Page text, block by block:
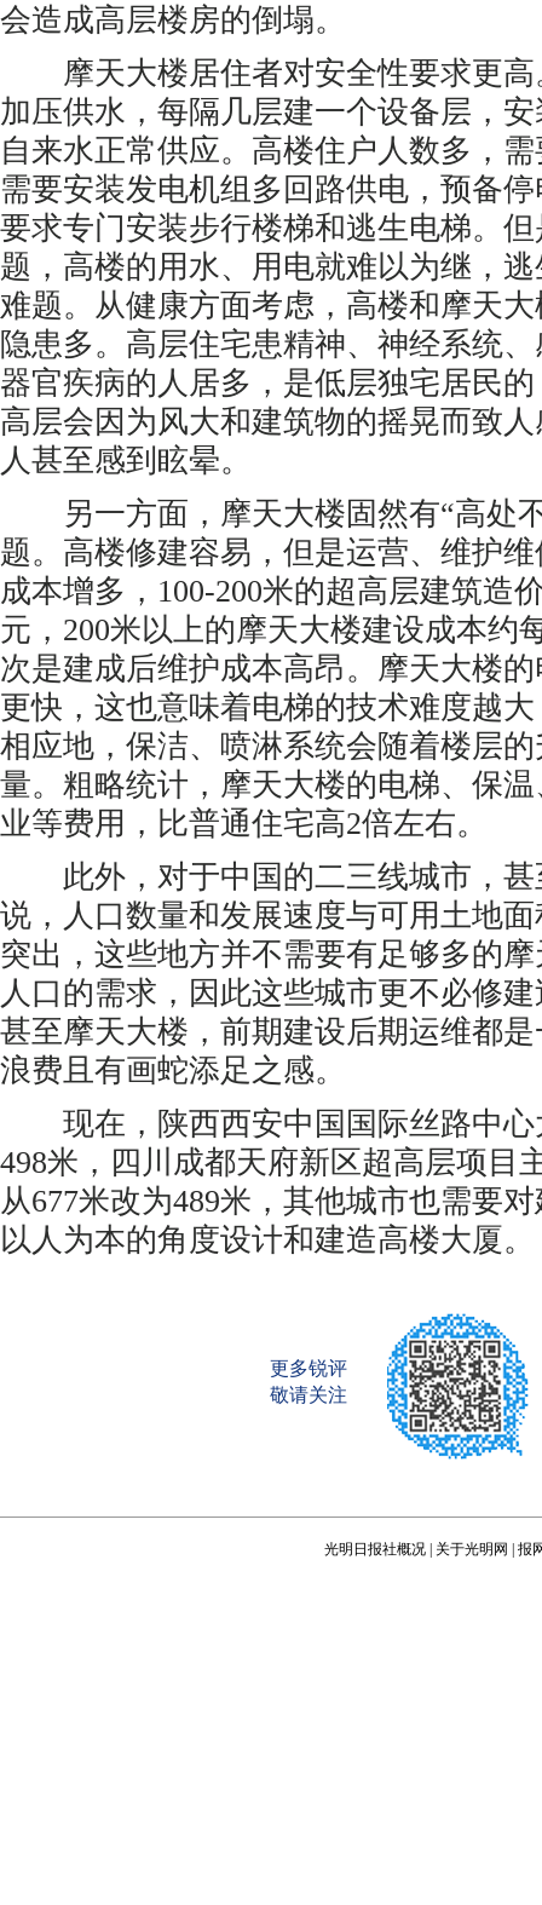
会造成高层楼房的倒塌。
摩天大楼居住者对安全性要求更高
加压供水，每隔几层建一个设备层，
自来水正常供应。高楼住户人数多，
需要安装发电机组多回路供电，预备
要求专门安装步行楼梯和逃生电梯。
题，高楼的用水、用电就难以为继，
难题。从健康方面考虑，高楼和摩天
隐患多。高层住宅患精神、神经系统
器官疾病的人居多，是低层独宅居民
高层会因为风大和建筑物的摇晃而致
人甚至感到眩晕。
另一方面，摩天大楼固然有“高处
题。高楼修建容易，但是运营、维护
成本增多，100-200米的超高层建筑造
元，200米以上的摩天大楼建设成本约
次是建成后维护成本高昂。摩天大楼
更快，这也意味着电梯的技术难度越
相应地，保洁、喷淋系统会随着楼层
量。粗略统计，摩天大楼的电梯、保
业等费用，比普通住宅高2倍左右。
此外，对于中国的二三线城市，甚
说，人口数量和发展速度与可用土地
突出，这些地方并不需要有足够多的
人口的需求，因此这些城市更不必修
甚至摩天大楼，前期建设后期运维都
浪费且有画蛇添足之感。
现在，陕西西安中国国际丝路中心
498米，四川成都天府新区超高层项目
从677米改为489米，其他城市也需要
以人为本的角度设计和建造高楼大厦
更多锐评
敬请关注
光明日报社概况 关于光明网 报